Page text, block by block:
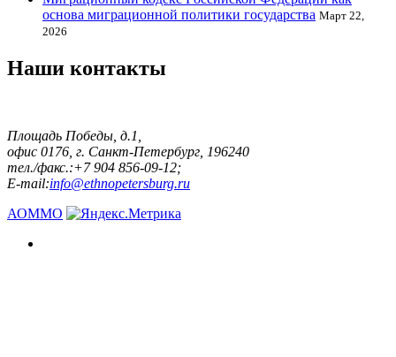
основа миграционной политики государства Март 22,
2026
Наши контакты
Площадь Победы, д.1,
офис 0176, г. Санкт-Петербург, 196240
тел./факс.:+7 904 856-09-12;
E-mail:info@ethnopetersburg.ru
АОММО